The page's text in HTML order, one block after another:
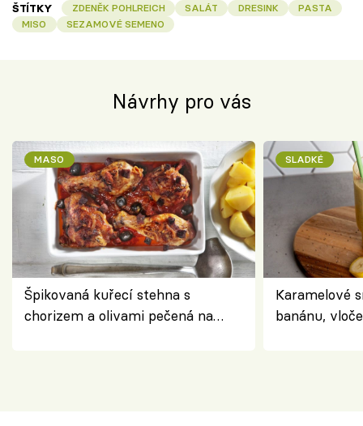
ŠTÍTKY ZDENĚK POHLREICH SALÁT DRESINK
PASTA
MISO
SEZAMOVÉ SEMENO
Návrhy pro vás
MASO
Špikovaná kuřecí stehna s
chorizem a olivami pečená na
SLADKÉ
Karamelové
banánu,